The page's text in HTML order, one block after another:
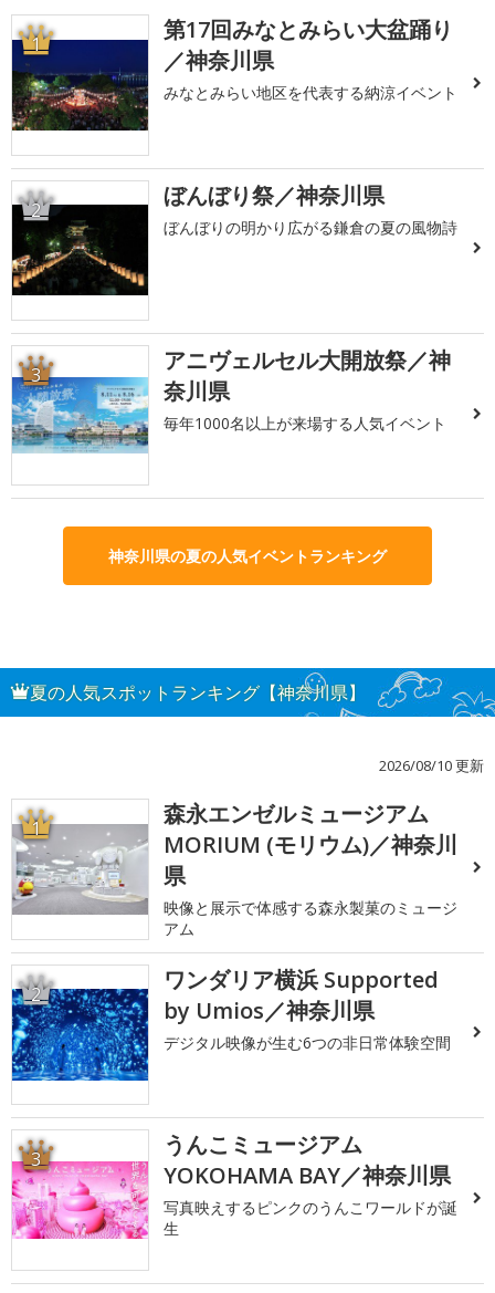
1
第17回みなとみらい大盆踊り
／神奈川県
みなとみらい地区を代表する納涼イベント
2 ぼんぼり祭／神奈川県
ぼんぼりの明かり広がる鎌倉の夏の風物詩
3
アニヴェルセル大開放祭／神
奈川県
毎年1000名以上が来場する人気イベント
神奈川県の夏の人気イベントランキング
夏の人気スポットランキング【神奈川県】
2026/08/10 更新
1
森永エンゼルミュージアム
MORIUM (モリウム)／神奈川
県
映像と展示で体感する森永製菓のミュージ
アム
2
ワンダリア横浜 Supported
by Umios／神奈川県
デジタル映像が生む6つの非日常体験空間
3
うんこミュージアム
YOKOHAMA BAY／神奈川県
写真映えするピンクのうんこワールドが誕
生